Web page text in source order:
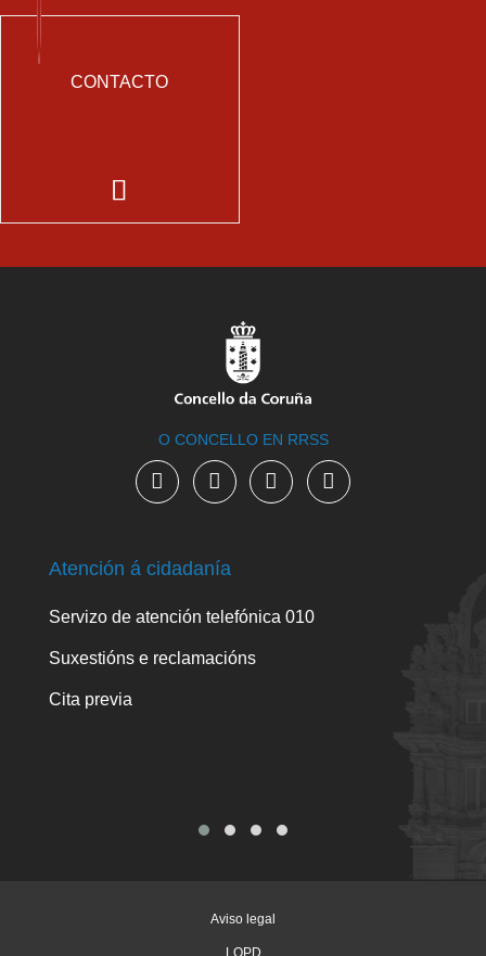
CONTACTO
O CONCELLO EN RRSS
Atención á cidadanía
Servizo de atención telefónica 010
Suxestións e reclamacións
Cita previa
Aviso legal